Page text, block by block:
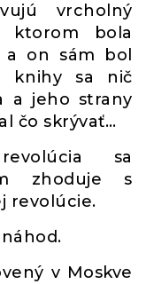
vrcholný
ktorom bola
a on sám bol
knihy sa nič
a jeho strany
čo skrývať…
sa
zhoduje s
revolúcie.
v Moskve